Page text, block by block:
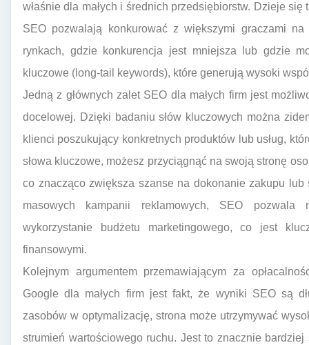
właśnie dla małych i średnich przedsiębiorstw. Dzieje
SEO pozwalają konkurować z większymi graczami
rynkach, gdzie konkurencja jest mniejsza lub gdzie
kluczowe (long-tail keywords), które generują wysoki
Jedną z głównych zalet SEO dla małych firm jest
docelowej. Dzięki badaniu słów kluczowych można
klienci poszukujący konkretnych produktów lub usług,
słowa kluczowe, możesz przyciągnąć na swoją stronę
co znacząco zwiększa szanse na dokonanie zakupu
masowych kampanii reklamowych, SEO
wykorzystanie budżetu marketingowego, co jest
finansowymi.
Kolejnym argumentem przemawiającym za
Google dla małych firm jest fakt, że wyniki SEO są
zasobów w optymalizację, strona może utrzymywać
strumień wartościowego ruchu. Jest to znacznie